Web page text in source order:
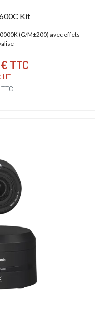
Kit
(G/M±200) avec effets -
TTC
HT